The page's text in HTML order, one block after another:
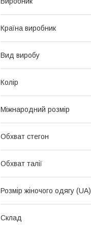
Країна виробник
Вид виробу
Колір
Міжнародний розмір
Обхват стегон
Обхват талії
Розмір жіночого одягу (UA)
Склад